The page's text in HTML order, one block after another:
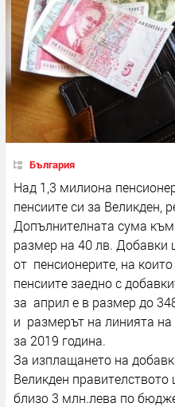
България
Над 1,3 милиона
пенсиите си за Великден,
Допълнителната сума
размер на 40 лв. Добавки
от пенсионерите, на
пенсиите заедно с
за април е в размер до
и размерът на линията на
за 2019 година.
За изплащането на
Великден
близо 3 млн.лева по